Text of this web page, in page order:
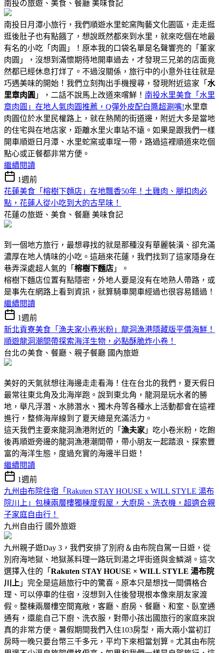
南投の旅遊、美食、餐廳 美味食記
南投日月潭小旅行，我們順遊水里蛇窯陶藝文化園區，走走逛
逛後肚子也有點餓了，想說既然都來到水里，就來吃個在地最
有名的小吃「肉圓」！原本我的口袋名單是名聲響亮的「董家
肉圓」，沒想到滿懷期待地開車過去，才發現三兄弟的店面竟
然都已經休息打烊了。不過沒關係，旅行中的小意外往往就是
巧遇美味的開始！我們立刻掏出手機搜尋，發現附近這家「 水
里章肉圓 」，二話不說馬上改道來嚐鮮！ 南投水里美食「水里
章肉圓」在地人氣肉圓推薦，Q彈外皮配白醬超涮嘴!水里章
肉圓位於水里民權路上，就在熱鬧的街道邊，附近大多是當地
的住宅與在地店家，距離水里火車站不遠。如果是跟我們一樣
開車順遊日月潭、水里蛇窯或車埕一帶，路過這裡順道來吃個
點心或正餐都非常方便。
繼續閱讀
1週前
花蓮美食「榕樹下麵店」在地飄香50年！土雞肉、腿扣肉必
點，花蓮人從小吃到大的古早味！
花蓮の旅遊、美食、餐廳 美味食記
到一個地方旅行，最想尋找的就是那種沒有華麗裝潢、卻充滿
濃厚在地人情味的小吃。這趟來花蓮，我們找到了這家隱身在
巷弄深處超人氣的「 榕樹下麵店 」。
榕樹下麵店位置有點隱密，外地人要是沒有在地熟人帶路，或
是事先在網路上看到資訊，就算騎車開車經過也很容易錯過！
繼續閱讀
1週前
新北貢寮美食「漁夫家小卷米粉」龍洞漁港隱藏版平價海鮮！
順遊龍洞潮間帶探索海洋生物，必點酥脆炸小卷！
台北の美食、餐廳、親子餐廳 國內旅遊
美好的天氣就想往海邊走走看海！住在台北的我們，夏天假日
最常往東北角及北海岸跑。說到東北角，龍洞是玩水者的勝
地，舉凡浮潛、水肺潛水、獨木舟等各種水上活動都會在這裡
進行，整條海岸線到了夏天總是充滿活力。
這天我們主要來龍洞漁港附近的「 漁夫家 」吃小卷米粉，吃飽
後再順遊旁邊的龍洞漁港潮間帶，帶小朋友一起踏浪、探索豐
富的海洋生態，度過充實的海邊半日遊！
繼續閱讀
1週前
九州由布院住宿「Rakuten STAY HOUSE x WILL STYLE 湯布
院川上」包棟兩層樓獨棟度假屋，大廚房、洗衣機，超適合親
子家庭自由行！
九州自由行 國外旅遊
九州親子遊Day 3，我們安排了別府＆由布院自駕一日遊，從
別府海地獄、地獄蒸料理一路玩到湯之坪街道與金鱗湖。這次
選擇入住的「 Rakuten STAY HOUSE × WILL STYLE 湯布院
川上 」完全是這趟旅行中的驚喜。原本只是想找一間價格合
理、可以停車的住宿，沒想到入住後發現根本像來朋友家渡
假。整棟兩層樓空間寬敞，客廳、廚房、餐廳、和室、臥室通
通有，還能自己下廚、洗衣服，對帶小孩出國旅行的家庭來說
真的非常方便。暑假期間我們入住103房型，兩大兩小當初訂
房時一晚只要台幣三千多元，平均下來相當划算。尤其由布院